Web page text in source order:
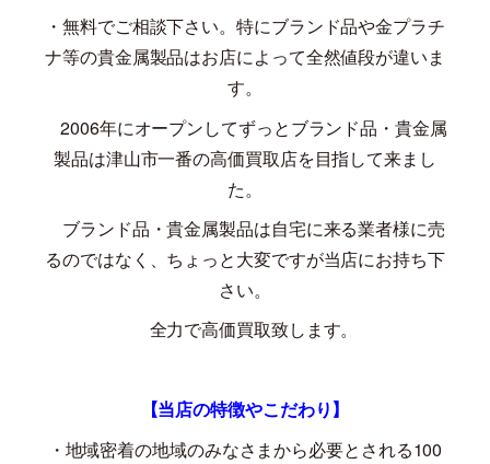
・無料でご相談下さい。特にブランド品や金プラチ
ナ等の貴金属製品はお店によって全然値段が違いま
す。
2006年にオープンしてずっとブランド品・貴金属
製品は津山市一番の高価買取店を目指して来まし
た。
ブランド品・貴金属製品は自宅に来る業者様に売
るのではなく、ちょっと大変ですが当店にお持ち下
さい。
全力で高価買取致します。
【当店の特徴やこだわり】
・地域密着の地域のみなさまから必要とされる100